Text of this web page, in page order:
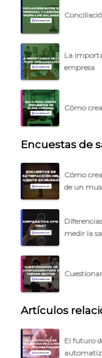
La
empresa
Cómo
Encuestas de
Cómo
de un
medir la
Artículos
El futuro